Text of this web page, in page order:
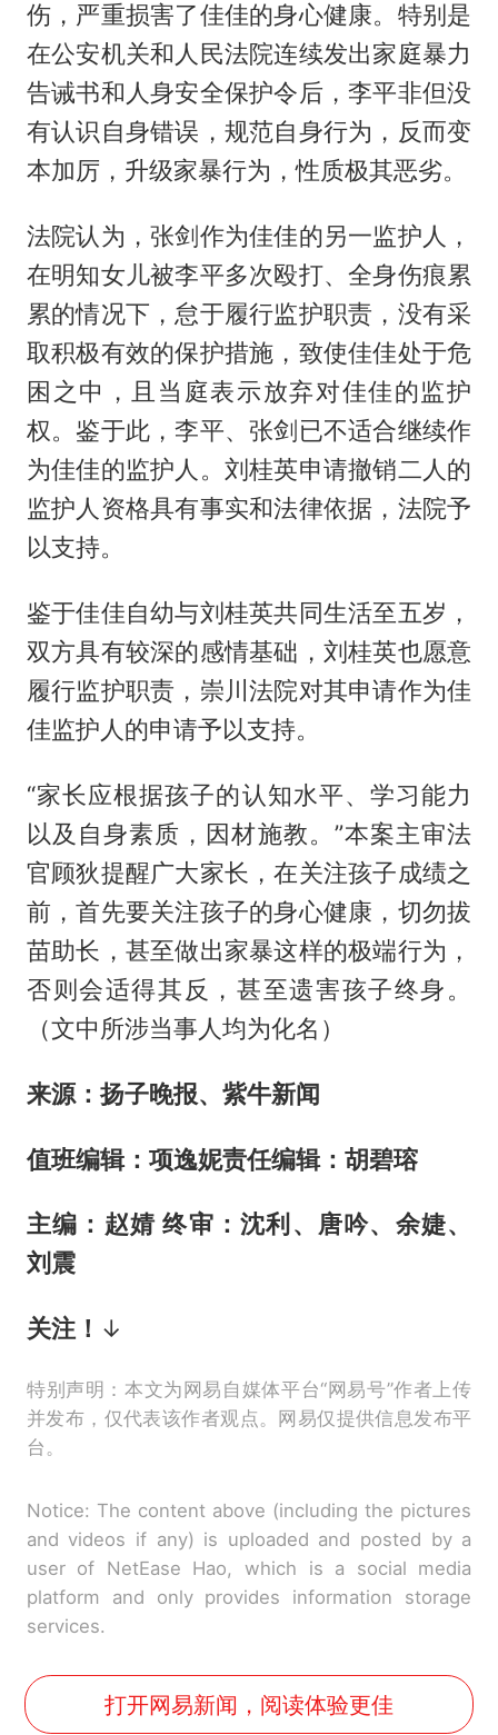
伤，严重损害了佳佳的身心健康。特别是
在公安机关和人民法院连续发出家庭暴力
告诫书和人身安全保护令后，李平非但没
有认识自身错误，规范自身行为，反而变
本加厉，升级家暴行为，性质极其恶劣。
法院认为，张剑作为佳佳的另一监护人，
在明知女儿被李平多次殴打、全身伤痕累
累的情况下，怠于履行监护职责，没有采
取积极有效的保护措施，致使佳佳处于危
困之中，且当庭表示放弃对佳佳的监护
权。鉴于此，李平、张剑已不适合继续作
为佳佳的监护人。刘桂英申请撤销二人的
监护人资格具有事实和法律依据，法院予
以支持。
鉴于佳佳自幼与刘桂英共同生活至五岁，
双方具有较深的感情基础，刘桂英也愿意
履行监护职责，崇川法院对其申请作为佳
佳监护人的申请予以支持。
“家长应根据孩子的认知水平、学习能力
以及自身素质，因材施教。”本案主审法
官顾狄提醒广大家长，在关注孩子成绩之
前，首先要关注孩子的身心健康，切勿拔
苗助长，甚至做出家暴这样的极端行为，
否则会适得其反，甚至遗害孩子终身。
（文中所涉当事人均为化名）
来源：扬子晚报、紫牛新闻
值班编辑：项逸妮责任编辑： 胡碧瑢
主编：赵婧 终审：沈利、唐吟、余婕、
刘震
关注！ ↓
特别声明：本文为网易自媒体平台“网易号”作者上传
并发布，仅代表该作者观点。网易仅提供信息发布平
台。
Notice: The content above (including the pictures
and videos if any) is uploaded and posted by a
user of NetEase Hao, which is a social media
platform and only provides information storage
services.
打开网易新闻，阅读体验更佳